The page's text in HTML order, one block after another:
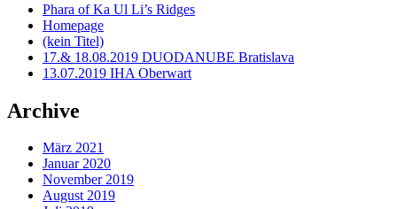
Phara of Ka Ul Li’s Ridges
Homepage
(kein Titel)
17.& 18.08.2019 DUODANUBE Bratislava
13.07.2019 IHA Oberwart
Archive
März 2021
Januar 2020
November 2019
August 2019